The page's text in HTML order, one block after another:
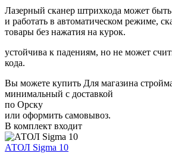
Лазерный сканер штрихкода может
и работать в автоматическом режиме,
товары без нажатия на курок.
устойчива к падениям, но не может
кода.
Вы можете купить Для магазина
минимальный с доставкой
по Орску
или оформить самовывоз.
В комплект входит
АТОЛ Sigma 10